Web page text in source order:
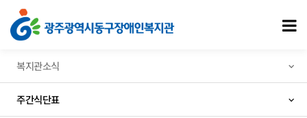
식단표 > 주간식단표
복지관소식
주간식단표